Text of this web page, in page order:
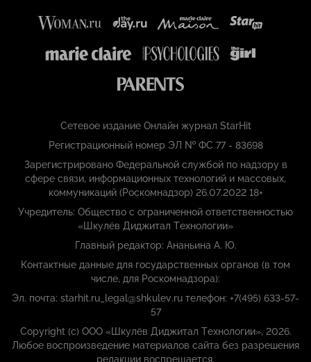
Сетевое издание Онлайн журнал StarHit
Регистрационный номер ЭЛ № ФС 77 - 83698
Зарегистрировано Федеральной службой по надзору в
сфере связи, информационных технологий и массовых,
коммуникаций (Роскомнадзор) 26.07.2022 18+
Учредитель: Общество с ограниченной ответственностью
«Шкулёв Диджитал Технологии»
Главный редактор: Ананьина А. Ю.
Контактные данные для государственных органов (в том
числе, для Роскомнадзора):
Эл. почта: starhit.ru_legal@shkulev.ru телефон: +7(495) 633-57-
57
Copyright (с) ООО «Шкулёв Диджитал Технологии», 2026.
Любое воспроизведение материалов сайта без разрешения
редакции воспрещается.